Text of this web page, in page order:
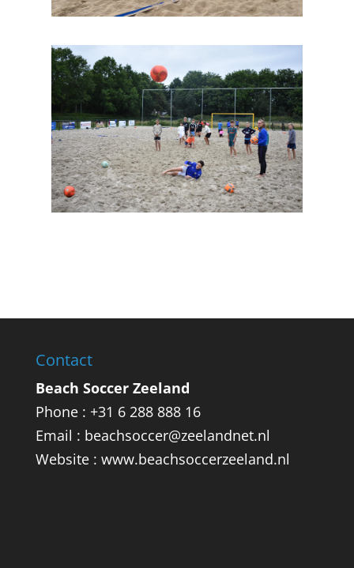
Contact
Beach Soccer Zeeland
Phone : +31 6 288 888 16
Email : beachsoccer@zeelandnet.nl
Website : www.beachsoccerzeeland.nl